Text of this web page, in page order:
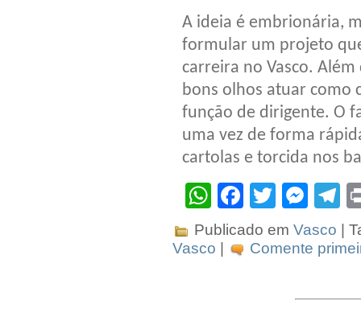
A ideia é embrionária,
formular um projeto
carreira no Vasco.
bons olhos atuar como
função de dirigente. O
uma vez de forma
cartolas e torcida nos
WhatsApp
Facebook
Twitter
Publicado em Vasco |
Vasco
Comente